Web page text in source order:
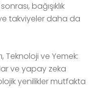
bağışıklık
takviyeler daha da
Teknoloji ve Yemek:
ve yapay zeka
yenilikler mutfakta